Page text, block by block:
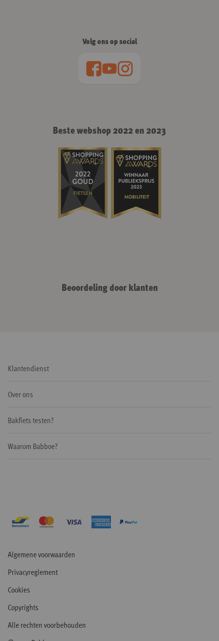
Volg ons op social
Beste webshop 2022 en 2023
Beoordeling door klanten
Klantendienst
Over ons
Bakfiets testen?
Waarom Babboe?
Algemene voorwaarden
Privacyreglement
Cookies
Copyrights
Alle rechten voorbehouden